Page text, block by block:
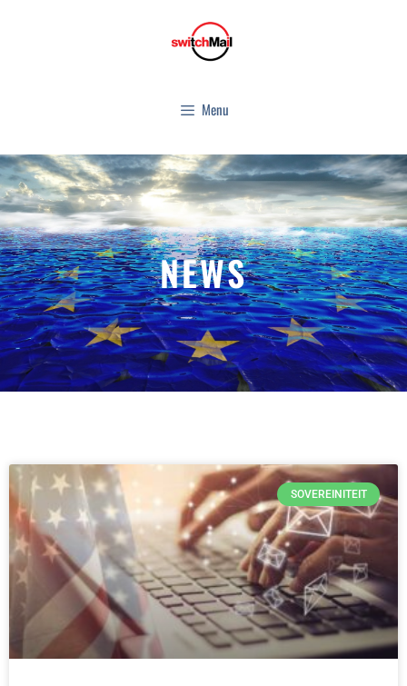
Menu
NEWS
SOVEREINITEIT